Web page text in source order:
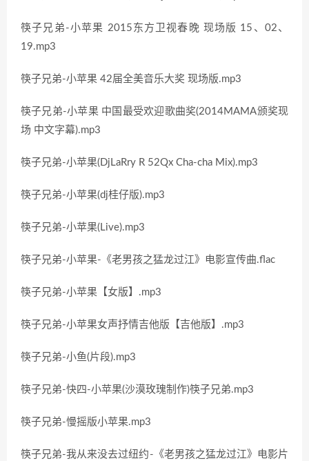
筷子兄弟-小苹果 2015东方卫视春晚 现场版 15、02、
19.mp3
筷子兄弟-小苹果 42届全美音乐大奖 现场版.mp3
筷子兄弟-小苹果 中国最受欢迎歌曲奖(2014MAMA颁奖现
场 中文字幕).mp3
筷子兄弟-小苹果(DjLaRry R 52Qx Cha-cha Mix).mp3
筷子兄弟-小苹果(dj桂仔版).mp3
筷子兄弟-小苹果(Live).mp3
筷子兄弟-小苹果-《老男孩之猛龙过江》电影宣传曲.flac
筷子兄弟-小苹果【女版】.mp3
筷子兄弟-小苹果女声抒情吉他版【吉他版】.mp3
筷子兄弟-小鱼(片段).mp3
筷子兄弟-快四-小苹果(沙漠玫瑰制作)筷子兄弟.mp3
筷子兄弟-慢摇版小苹果.mp3
筷子兄弟-我从来没去过纽约-《老男孩之猛龙过江》电影片